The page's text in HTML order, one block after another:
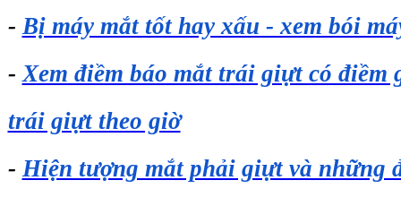
- Bị máy mắt tốt hay xấu - xem bói
- Xem điềm báo mắt trái giựt có điềm
trái giựt theo giờ
- Hiện tượng mắt phải giựt và những